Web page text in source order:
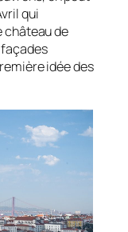
qui
château de
idée des